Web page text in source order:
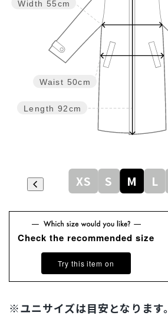
Length 92cm
Waist 50cm
Width 55cm
XS S M L
Check the recommended size
Try this item on
※ユニサイズは目安となります。